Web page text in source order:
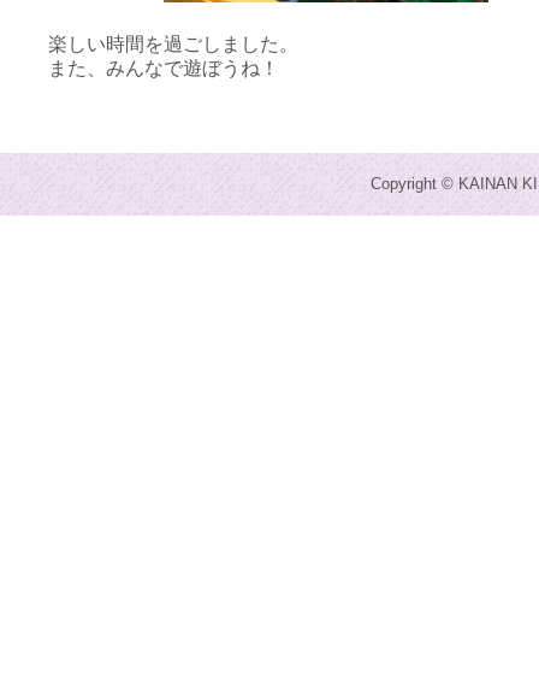
楽しい時間を過ごしました。
また、みんなで遊ぼうね！
Copyright © KAINAN